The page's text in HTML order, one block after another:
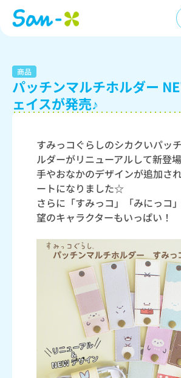
商品
パッチンマルチホルダー
ェイスが発売♪
すみっコぐらしのシカクいパッ
ルダーがリニューアルして新登
手やおなかのデザインが追加さ
ートになりました☆
さらに「すみっコ」「みにっコ
望のキャラクターもいっぱい！